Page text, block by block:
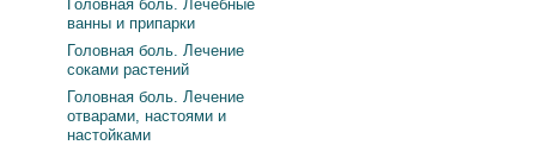
Головная боль. Лечебные
ванны и припарки
Головная боль. Лечение
соками растений
Головная боль. Лечение
отварами, настоями и
настойками